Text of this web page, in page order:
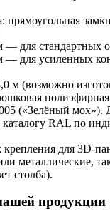
прямоугольная
— для стандартных
— для усиленных
м (возможно
полиэфирная
(«Зелёный мох»).
RAL по
для 3D-
металлические,
столба).
продукции